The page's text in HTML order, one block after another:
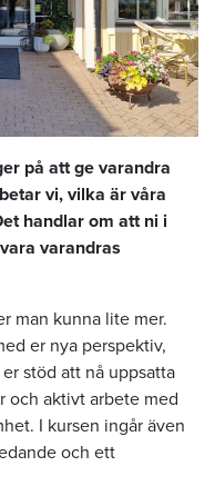
på att ge varandra
vi, vilka är våra
handlar om att ni i
varandras
man kunna lite mer.
er nya perspektiv,
stöd att nå uppsatta
och aktivt arbete med
I kursen ingår även
och ett